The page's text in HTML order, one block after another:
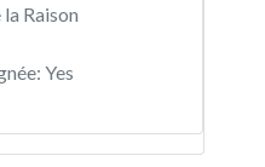
Raison
Yes